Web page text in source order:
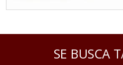
Empresa en
SE BUSCA